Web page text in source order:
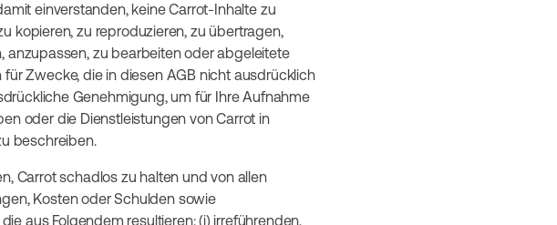
einverstanden, keine Carrot-Inhalte zu
kopieren, zu reproduzieren, zu übertragen,
anzupassen, zu bearbeiten oder abgeleitete
Zwecke, die in diesen AGB nicht ausdrücklich
Genehmigung, um für Ihre Aufnahme
oder die Dienstleistungen von Carrot in
beschreiben.
Carrot schadlos zu halten und von allen
Kosten oder Schulden sowie
aus Folgendem resultieren: (i) irreführenden,